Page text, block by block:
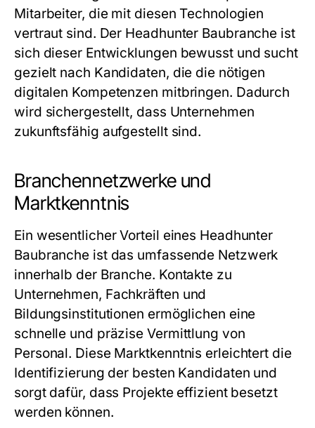
Mitarbeiter, die mit diesen Technologien
vertraut sind. Der Headhunter Baubranche ist
sich dieser Entwicklungen bewusst und sucht
gezielt nach Kandidaten, die die nötigen
digitalen Kompetenzen mitbringen. Dadurch
wird sichergestellt, dass Unternehmen
zukunftsfähig aufgestellt sind.
Branchennetzwerke und
Marktkenntnis
Ein wesentlicher Vorteil eines Headhunter
Baubranche ist das umfassende Netzwerk
innerhalb der Branche. Kontakte zu
Unternehmen, Fachkräften und
Bildungsinstitutionen ermöglichen eine
schnelle und präzise Vermittlung von
Personal. Diese Marktkenntnis erleichtert die
Identifizierung der besten Kandidaten und
sorgt dafür, dass Projekte effizient besetzt
werden können.